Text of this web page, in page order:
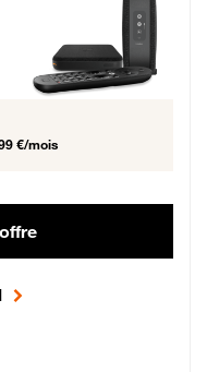
€ par mois, Engagement 12 mois
€/mois